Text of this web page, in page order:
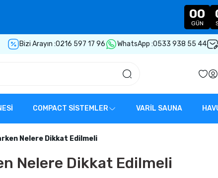
00
GÜN
Bizi Arayın :0216 597 17 96 WhatsApp :0533 938 55 44
COMPACT SİSTEMLER VARİL SAUNA
Nelere Dikkat Edilmeli
Nelere Dikkat Edilmeli